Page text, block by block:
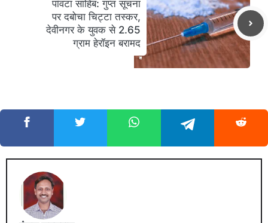
पांवटा साहिब: गुप्त सूचना
पर दबोचा चिट्टा तस्कर,
देवीनगर के युवक से 2.65
ग्राम हेरॉइन बरामद